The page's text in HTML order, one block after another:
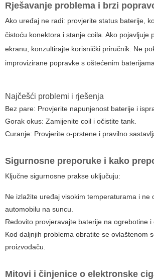
Rješavanje problema i brzi
Ako uređaj ne radi: provjerite status baterije,
čistoću konektora i stanje coila. Ako pojavljuje
ekranu, konzultirajte korisnički priručnik. Ne
improvizirane popravke s oštećenim baterijama.
Najčešći problemi i rješenja
Bez pare: Provjerite napunjenost baterije i
Gorak okus: Zamijenite coil i očistite tank.
Curanje: Provjerite o-prstene i pravilno
Sigurnosne preporuke i kako
Ključne sigurnosne prakse uključuju:
Ne izlažite uređaj visokim temperaturama i ne
automobilu na suncu.
Redovito provjeravajte baterije na ogrebotine i
Kod daljnjih problema obratite se ovlaštenom
proizvođaču.
Mitovi i činjenice o elektronske